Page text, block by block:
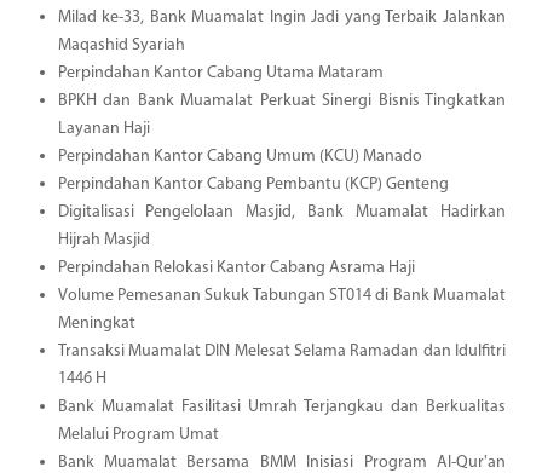
Milad ke-33, Bank Muamalat Ingin Jadi yang Terbaik Jalankan
Maqashid Syariah
Perpindahan Kantor Cabang Utama Mataram
BPKH dan Bank Muamalat Perkuat Sinergi Bisnis Tingkatkan
Layanan Haji
Perpindahan Kantor Cabang Umum (KCU) Manado
Perpindahan Kantor Cabang Pembantu (KCP) Genteng
Digitalisasi Pengelolaan Masjid, Bank Muamalat Hadirkan
Hijrah Masjid
Perpindahan Relokasi Kantor Cabang Asrama Haji
Volume Pemesanan Sukuk Tabungan ST014 di Bank Muamalat
Meningkat
Transaksi Muamalat DIN Melesat Selama Ramadan dan Idulfitri
1446 H
Bank Muamalat Fasilitasi Umrah Terjangkau dan Berkualitas
Melalui Program Umat
Bank Muamalat Bersama BMM Inisiasi Program Al-Qur'an